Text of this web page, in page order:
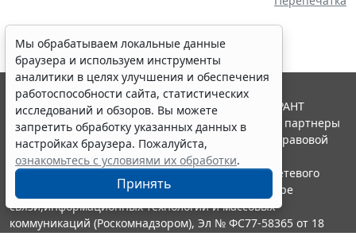
Мы обрабатываем локальные данные
браузера и используем инструменты
аналитики в целях улучшения и обеспечения
работоспособности сайта, статистических
исследований и обзоров. Вы можете
запретить обработку указанных данных в
настройках браузера. Пожалуйста,
ознакомьтесь с условиями их обработки.
Принять
© ООО "НПП "ГАРАНТ-СЕРВИС", 2026. Система ГАРАНТ
выпускается с 1990 года. Компания "Гарант" и ее партнеры
являются участниками Российской ассоциации правовой
информации ГАРАНТ.
Портал ГАРАНТ.РУ зарегистрирован в качестве сетевого
издания Федеральной службой по надзору в сфере
связи,информационных технологий и массовых
коммуникаций (Роскомнадзором), Эл № ФС77-58365 от 18